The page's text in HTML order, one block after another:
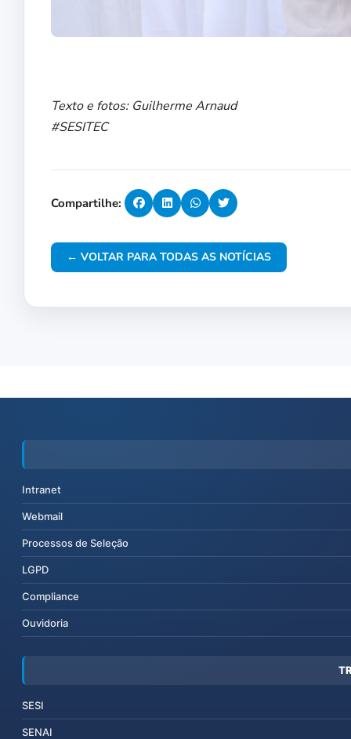
Texto e fotos: Guilherme Arnaud
#SESITEC
Compartilhe:
← VOLTAR PARA TODAS AS NOTÍCIAS
Intranet
Webmail
Processos de Seleção
LGPD
Compliance
Ouvidoria
SESI
SENAI